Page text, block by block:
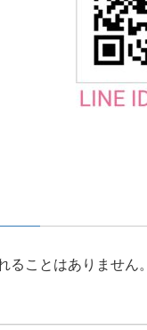
ることはありません。